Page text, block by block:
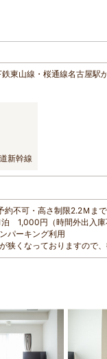
鉄東山線・桜通線名古屋
新幹線
不可・高さ制限2.2Ｍまで
1,000円（時間外出入庫
パーキング利用
狭くなっておりますので